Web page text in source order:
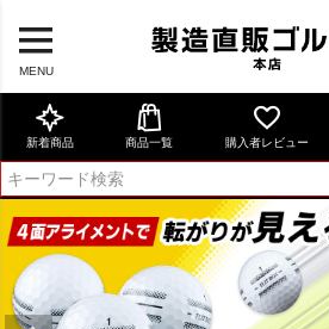
MENU
新着商品 商品一覧 購入者レビュー